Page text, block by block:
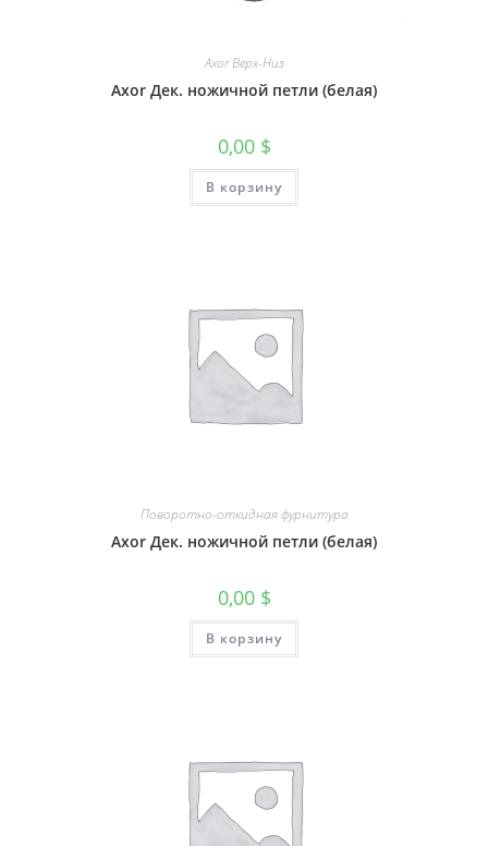
Axor Верх-Низ
Axor Дек. ножичной петли (белая)
0,00 $
В корзину
Поворотно-откидная фурнитура
Axor Дек. ножичной петли (белая)
0,00 $
В корзину